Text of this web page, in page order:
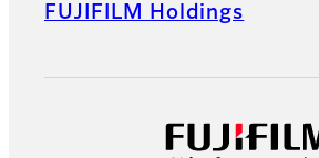
FUJIFILM Holdings